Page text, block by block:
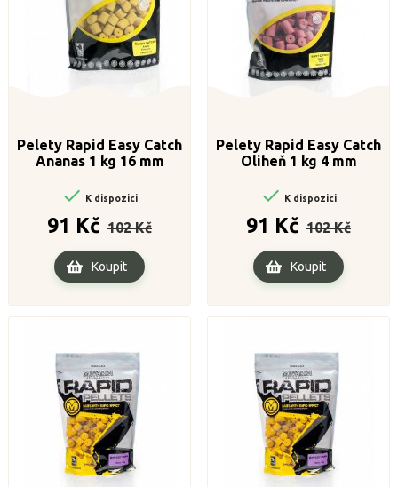
Pelety Rapid Easy Catch
Ananas 1 kg 16 mm
 K dispozici
91 Kč
cena
102 Kč
Koupit
Pelety Rapid Easy Catch
Oliheň 1 kg 4 mm
 K dispozici
91 Kč
cena
102 Kč
Koupit